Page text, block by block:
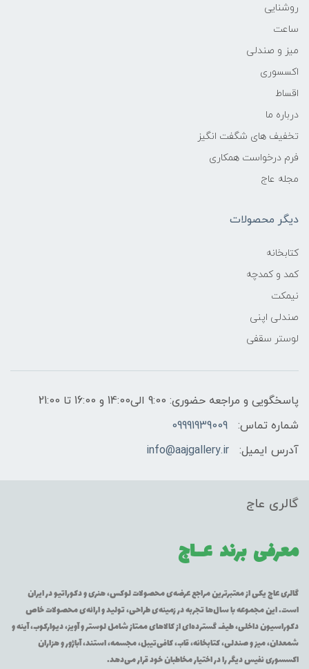
روشنایی
ساعت
میز و صندلی
اکسسوری
اقساط
درباره ما
تخفیف های شگفت انگیز
فرم درخواست همکاری
مجله عاج
دیگر محصولات
کتابخانه
کمد و کمدچه
نیمکت
صندلی اپنی
لوستر سقفی
پاسخگویی و مراجعه حضوری: 9:00 الی14:00 و 16:00 تا 21:00
شماره تماس:
09991939009
آدرس ایمیل:
info@aajgallery.ir
گالری عاج
معرفی برند عــاج
گالری عاج یکی از معتبرترین مراجع عرضه‌ی محصولات لوکس، هنری و دکوراتیو در ایران
است. این مجموعه با سال‌ها تجربه در زمینه‌ی طراحی، تولید و ارائه‌ی محصولات خاص
دکوراسیون داخلی، طیف گسترده‌ای از کالاهای ممتاز شامل لوستر و آویز، دیوارکوب، آینه و
شمعدان، میز و صندلی، کتابخانه، قاب، کافی‌تیبل، مجسمه، استند، آباژور و هزاران
اکسسوری نفیس دیگر را در اختیار مخاطبان خود قرار می‌دهد.